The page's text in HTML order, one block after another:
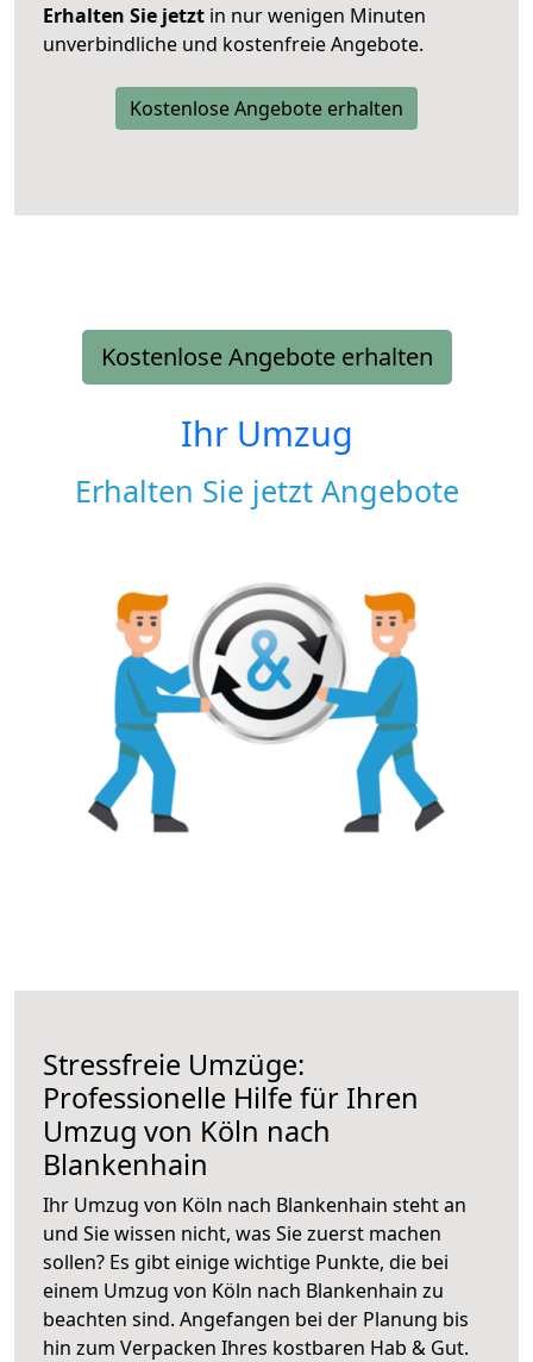
Erhalten Sie jetzt in nur wenigen Minuten
unverbindliche und kostenfreie Angebote.
Kostenlose Angebote erhalten
Kostenlose Angebote erhalten
Ihr Umzug
Erhalten Sie jetzt Angebote
Stressfreie Umzüge:
Professionelle Hilfe für Ihren
Umzug von Köln nach
Blankenhain
Ihr Umzug von Köln nach Blankenhain steht an
und Sie wissen nicht, was Sie zuerst machen
sollen? Es gibt einige wichtige Punkte, die bei
einem Umzug von Köln nach Blankenhain zu
beachten sind. Angefangen bei der Planung bis
hin zum Verpacken Ihres kostbaren Hab & Gut.